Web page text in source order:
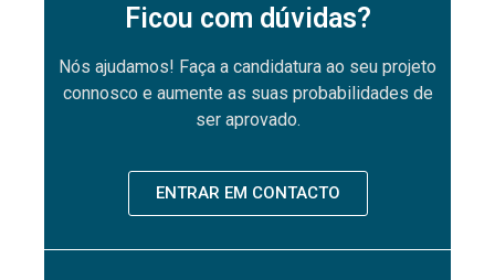
Ficou com dúvidas?
Nós ajudamos! Faça a candidatura ao seu projeto
connosco e aumente as suas probabilidades de
ser aprovado.
ENTRAR EM CONTACTO